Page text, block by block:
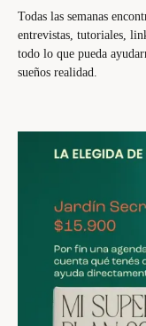
Todas las semanas
entrevistas, tutoriales,
todo lo que pueda
sueños realidad.